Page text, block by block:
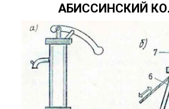
АБИССИНСКИЙ